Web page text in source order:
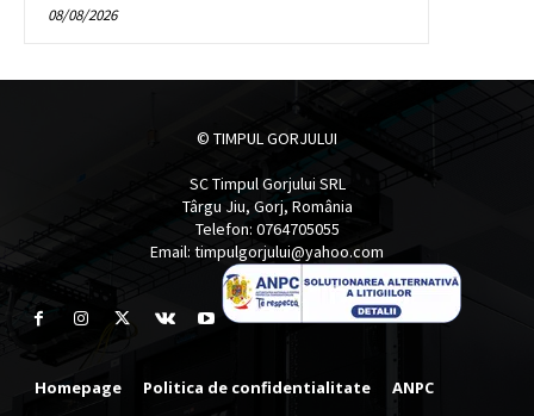
08/08/2026
© TIMPUL GORJULUI
SC Timpul Gorjului SRL
Târgu Jiu, Gorj, România
Telefon: 0764705055
Email: timpulgorjului@yahoo.com
Homepage Politica de confidentialitate ANPC